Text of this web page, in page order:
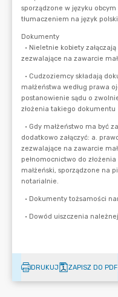
DRUKUJ ZAPISZ DO PDF